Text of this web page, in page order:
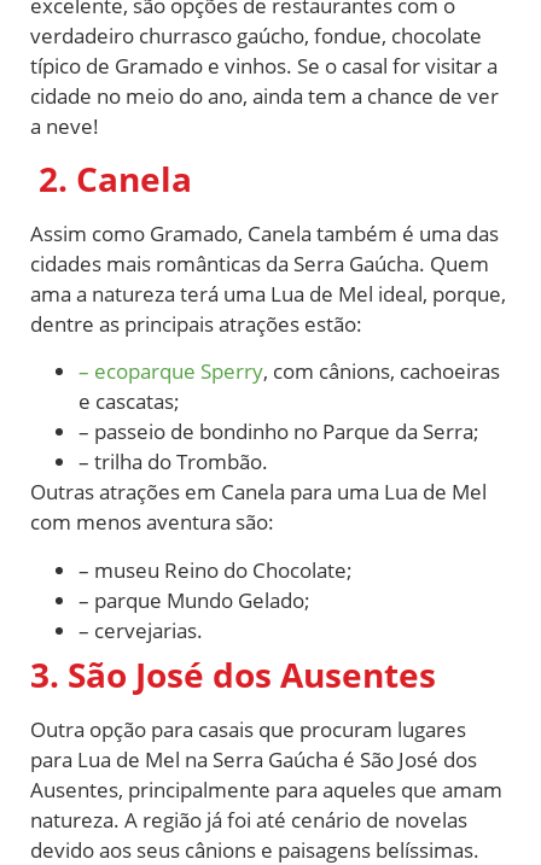
excelente, são opções de restaurantes com o
verdadeiro churrasco gaúcho, fondue, chocolate
típico de Gramado e vinhos. Se o casal for visitar a
cidade no meio do ano, ainda tem a chance de ver
a neve!
2. Canela
Assim como Gramado, Canela também é uma das
cidades mais românticas da Serra Gaúcha. Quem
ama a natureza terá uma Lua de Mel ideal, porque,
dentre as principais atrações estão:
– ecoparque Sperry, com cânions, cachoeiras
e cascatas;
– passeio de bondinho no Parque da Serra;
– trilha do Trombão.
Outras atrações em Canela para uma Lua de Mel
com menos aventura são:
– museu Reino do Chocolate;
– parque Mundo Gelado;
– cervejarias.
3. São José dos Ausentes
Outra opção para casais que procuram lugares
para Lua de Mel na Serra Gaúcha é São José dos
Ausentes, principalmente para aqueles que amam
natureza. A região já foi até cenário de novelas
devido aos seus cânions e paisagens belíssimas.